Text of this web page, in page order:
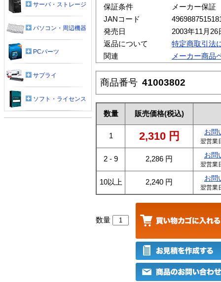
保証条件
メーカー保証
JANコード
発売日
2003年11月26
返品について
特定商取引法
関連
メーカー商品
商品番号 41003802
数量 販売価格(税込)
1 2,310 円 お問
翌営業
2 - 9 2,286 円 お問
翌営業
10以上 2,240 円 お問
翌営業
数量
サーバ・ストレージ
パソコン・周辺機器
PCパーツ
サプライ
ソフト・ライセンス